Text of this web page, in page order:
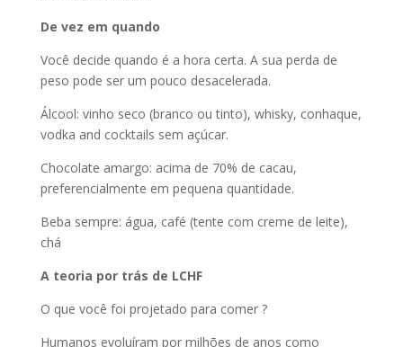
De vez em quando
Você decide quando é a hora certa. A sua perda de
peso pode ser um pouco desacelerada.
Álcool: vinho seco (branco ou tinto), whisky, conhaque,
vodka and cocktails sem açúcar.
Chocolate amargo: acima de 70% de cacau,
preferencialmente em pequena quantidade.
Beba sempre: água, café (tente com creme de leite),
chá
A teoria por trás de LCHF
O que você foi projetado para comer ?
Humanos evoluíram por milhões de anos como